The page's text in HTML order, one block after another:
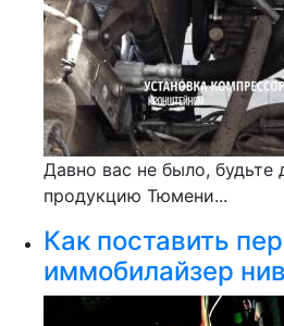
Давно вас не было, будьте
продукцию Тюмени...
Как поставить
иммобилайзер